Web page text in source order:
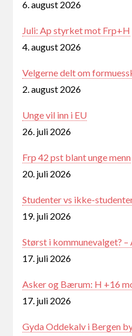
6. august 2026
Juli: Ap styrket mot Frp+H
4. august 2026
Velgerne delt om
2. august 2026
Unge vil inn i EU
26. juli 2026
Frp 42 pst blant unge menn
20. juli 2026
Studenter vs ikke-
19. juli 2026
Størst i kommunevalget? –
17. juli 2026
Asker og Bærum: H +16
17. juli 2026
Gyda Oddekalv i Bergen